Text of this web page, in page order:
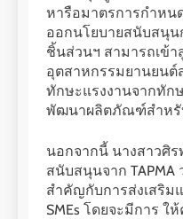
หารือมาตรการกำหน
ออกนโยบายสนับสนุน
ชิ้นส่วนฯ สามารถเข้
อุตสาหกรรมยานยนต์
ทักษะแรงงานจากทัก
พัฒนาผลิตภัณฑ์สำหรั
นอกจากนี้ นางสาวศิ
สนับสนุนจาก TAPMA
สำคัญกับการส่งเสริม
SMEs โดยจะมีการ ใ